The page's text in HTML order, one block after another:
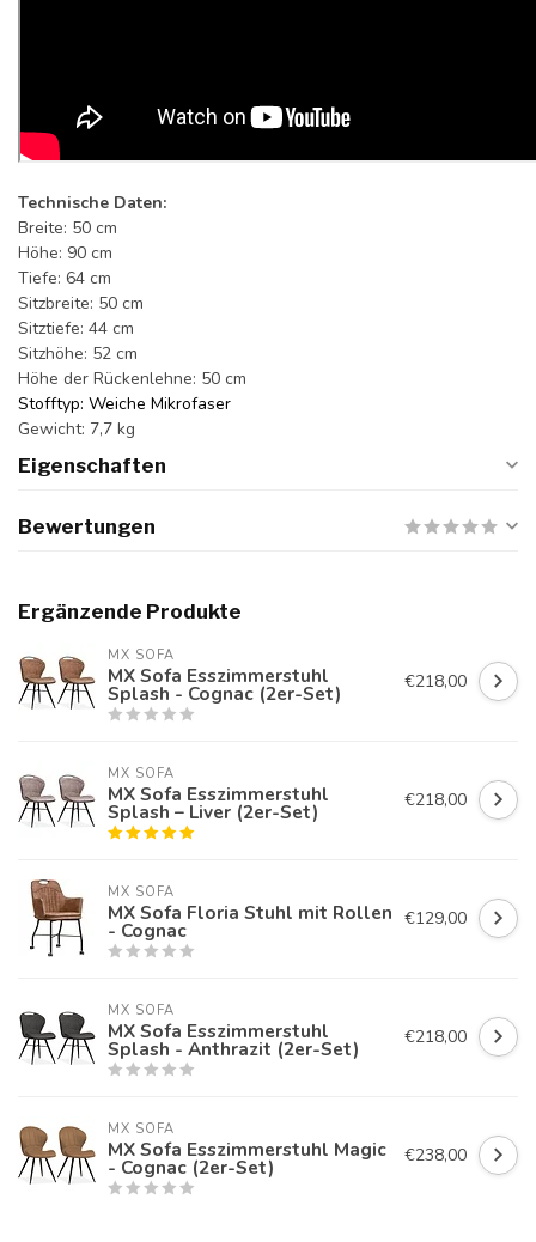
Technische Daten:
Breite: 50 cm
Höhe: 90 cm
Tiefe: 64 cm
Sitzbreite: 50 cm
Sitztiefe: 44 cm
Sitzhöhe: 52 cm
Höhe der Rückenlehne: 50 cm
Stofftyp: Weiche Mikrofaser
Gewicht: 7,7 kg
Eigenschaften
Bewertungen
Ergänzende Produkte
MX SOFA
MX Sofa Esszimmerstuhl
Splash - Cognac (2er-Set) €218,00
MX SOFA
MX Sofa Esszimmerstuhl
Splash – Liver (2er-Set) €218,00
MX SOFA
MX Sofa Floria Stuhl mit Rollen
- Cognac €129,00
MX SOFA
MX Sofa Esszimmerstuhl
Splash - Anthrazit (2er-Set) €218,00
MX SOFA
MX Sofa Esszimmerstuhl Magic
- Cognac (2er-Set) €238,00